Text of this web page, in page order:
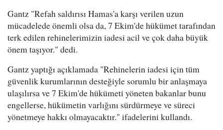
Gantz "Refah saldırısı Hamas'a karşı verilen uzun
mücadelede önemli olsa da, 7 Ekim'de hükümet tarafından
terk edilen rehinelerimizin iadesi acil ve çok daha büyük
önem taşıyor." dedi.
Gantz yaptığı açıklamada "Rehinelerin iadesi için tüm
güvenlik kurumlarının desteğiyle sorumlu bir anlaşmaya
ulaşılırsa ve 7 Ekim'de hükümeti yöneten bakanlar bunu
engellerse, hükümetin varlığını sürdürmeye ve süreci
yönetmeye hakkı olmayacaktır." ifadelerini kullandı.